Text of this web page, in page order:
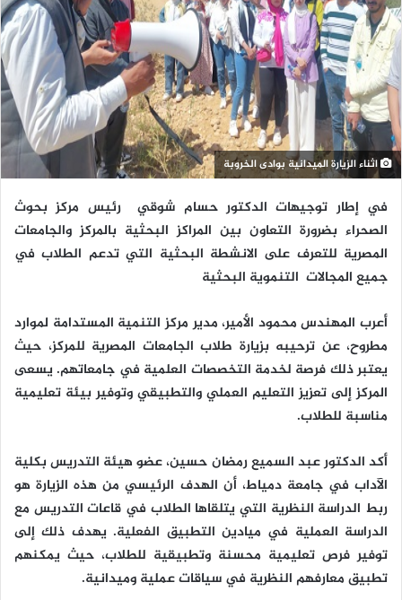
اثناء الزيارة الميدانية بوادى الخروبة
في إطار توجيهات الدكتور حسام شوقي رئيس مركز بحوث
الصحراء بضرورة التعاون بين المراكز البحثية بالمركز والجامعات
المصرية للتعرف على الانشطة البحثية التي تدعم الطلاب في
جميع المجالات التنموية البحثية
أعرب المهندس محمود الأمير، مدير مركز التنمية المستدامة لموارد
مطروح، عن ترحيبه بزيارة طلاب الجامعات المصرية للمركز، حيث
يعتبر ذلك فرصة لخدمة التخصصات العلمية في جامعاتهم. يسعى
المركز إلى تعزيز التعليم العملي والتطبيقي وتوفير بيئة تعليمية
مناسبة للطلاب.
أكد الدكتور عبد السميع رمضان حسين، عضو هيئة التدريس بكلية
الآداب في جامعة دمياط، أن الهدف الرئيسي من هذه الزيارة هو
ربط الدراسة النظرية التي يتلقاها الطلاب في قاعات التدريس مع
الدراسة العملية في ميادين التطبيق الفعلية. يهدف ذلك إلى
توفير فرص تعليمية محسنة وتطبيقية للطلاب، حيث يمكنهم
تطبيق معارفهم النظرية في سياقات عملية وميدانية.